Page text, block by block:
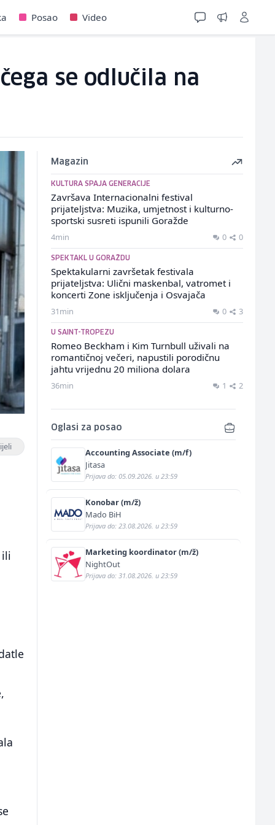
Posao Video
se odlučila na
Magazin
KULTURA SPAJA GENERACIJE
Završava Internacionalni festival
prijateljstva: Muzika, umjetnost i kulturno-
sportski susreti ispunili Goražde
4min 0 0
SPEKTAKL U GORAŽDU
Spektakularni završetak festivala
prijateljstva: Ulični maskenbal, vatromet i
koncerti Zone isključenja i Osvajača
31min 0 3
U SAINT-TROPEZU
Romeo Beckham i Kim Turnbull uživali na
romantičnoj večeri, napustili porodičnu
jahtu vrijednu 20 miliona dolara
36min 1 2
Oglasi za posao
Accounting Associate (m/f)
Jitasa
Prijava do: 05.09.2026. u 23:59
Konobar (m/ž)
Mado BiH
Prijava do: 23.08.2026. u 23:59
Marketing koordinator (m/ž)
NightOut
Prijava do: 31.08.2026. u 23:59